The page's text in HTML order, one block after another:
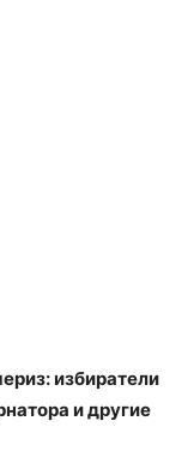
избиратели
и другие